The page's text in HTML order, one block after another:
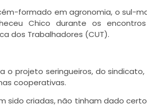
formado em agronomia, o sul-
Chico durante os
dos Trabalhadores (CUT).
o projeto seringueiros, do sindicato,
cooperativas.
sido criadas, não tinham dado